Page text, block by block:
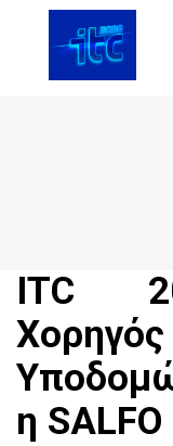
ITC
η SALFO